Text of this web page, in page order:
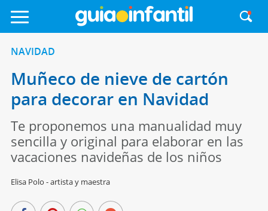
NAVIDAD
Muñeco de nieve de cartón
para decorar en Navidad
Te proponemos una manualidad muy
sencilla y original para elaborar en las
vacaciones navideñas de los niños
Elisa Polo - artista y maestra